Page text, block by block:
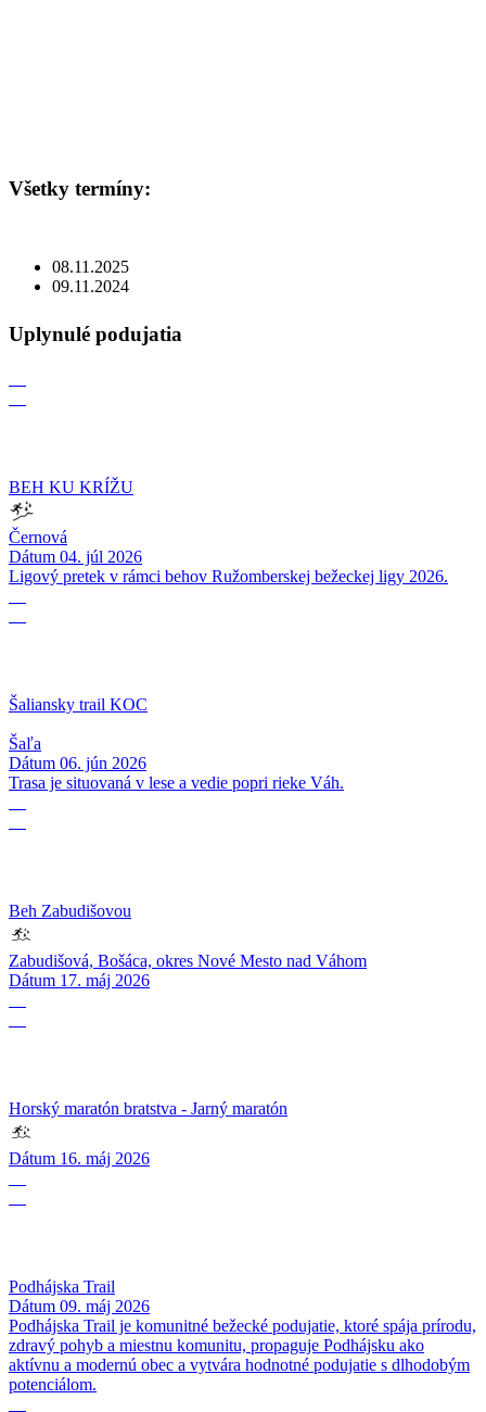
Všetky termíny:
08.11.2025
09.11.2024
Uplynulé podujatia
BEH KU KRÍŽU
Černová
Dátum 04. júl 2026
Ligový pretek v rámci behov Ružomberskej bežeckej ligy 2026.
Šaliansky trail KOC
Šaľa
Dátum 06. jún 2026
Trasa je situovaná v lese a vedie popri rieke Váh.
Beh Zabudišovou
Zabudišová, Bošáca, okres Nové Mesto nad Váhom
Dátum 17. máj 2026
Horský maratón bratstva - Jarný maratón
Dátum 16. máj 2026
Podhájska Trail
Dátum 09. máj 2026
Podhájska Trail je komunitné bežecké podujatie, ktoré spája prírodu,
zdravý pohyb a miestnu komunitu, propaguje Podhájsku ako
aktívnu a modernú obec a vytvára hodnotné podujatie s dlhodobým
potenciálom.